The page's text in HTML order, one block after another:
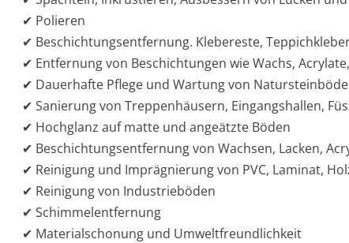
✔ Polieren
✔ Beschichtungsentfernung. Klebereste,
✔ Entfernung von Beschichtungen wie Wachs,
✔ Dauerhafte Pflege und Wartung von
✔ Sanierung von Treppenhäusern, Eingangshallen,
✔ Hochglanz auf matte und angeätzte Böden
✔ Beschichtungsentfernung von Wachsen, Lacken,
✔ Reinigung und Imprägnierung von PVC, Laminat,
✔ Reinigung von Industrieböden
✔ Schimmelentfernung
✔ Materialschonung und Umweltfreundlichkeit